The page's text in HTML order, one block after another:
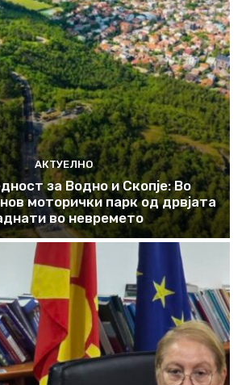
АКТУЕЛНО
за Водно и Скопје: Во
моторички парк од дрвјата
во невремето